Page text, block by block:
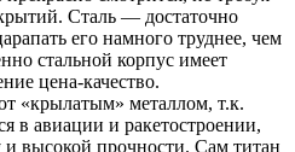
Сталь — достаточно
его намного труднее, чем
стальной корпус имеет
цена-качество.
«крылатым» металлом, т.к.
в авиации и ракетостроении,
и высокой прочности. Сам титан